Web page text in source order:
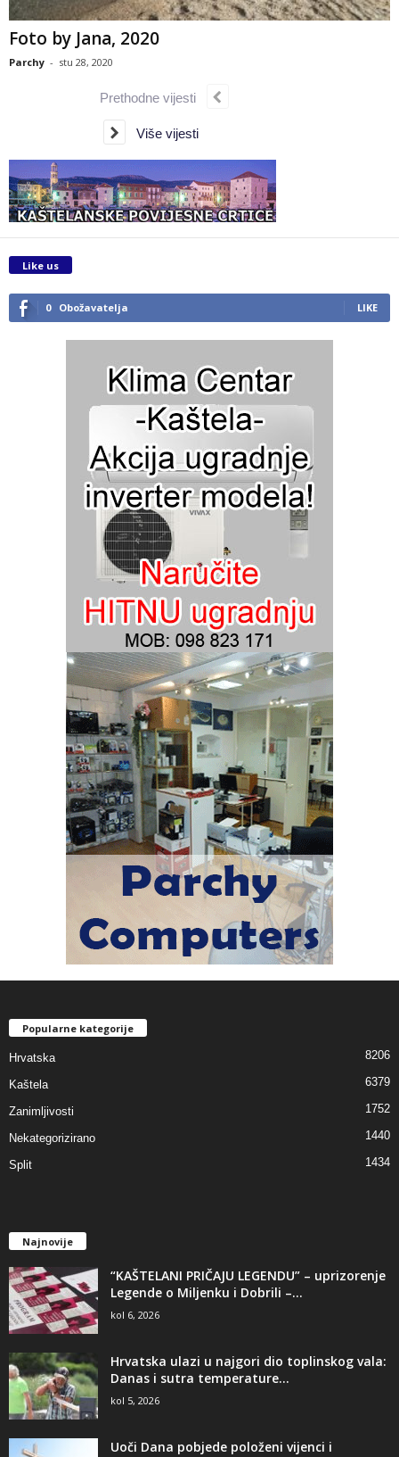
Foto by Jana, 2020
Parchy - stu 28, 2020
Prethodne vijesti
Više vijesti
Like us
0 Obožavatelja LIKE
Popularne kategorije
Hrvatska 8206
Kaštela 6379
Zanimljivosti 1752
Nekategorizirano 1440
Split 1434
Najnovije
“KAŠTELANI PRIČAJU LEGENDU” – uprizorenje
Legende o Miljenku i Dobrili –...
kol 6, 2026
Hrvatska ulazi u najgori dio toplinskog vala:
Danas i sutra temperature...
kol 5, 2026
Uoči Dana pobjede položeni vijenci i